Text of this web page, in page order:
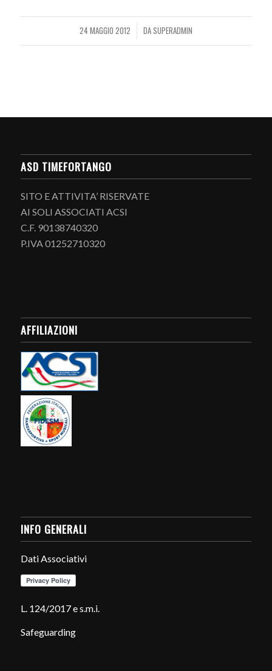
24 MAGGIO 2012
/ DASUPERADMIN
ASD TIMEFORTANGO
SITO E ATTIVITA’ RISERVATE
AI SOLI ASSOCIATI ACSI
C.F. 90138740320
P.IVA 01252710320
AFFILIAZIONI
INFO GENERALI
Dati Associativi
L. 124/2017 e s.m.i.
Safeguarding